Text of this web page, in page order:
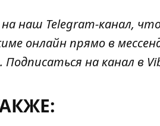
наш Telegram-канал,
онлайн прямо в
. Подписаться на канал в